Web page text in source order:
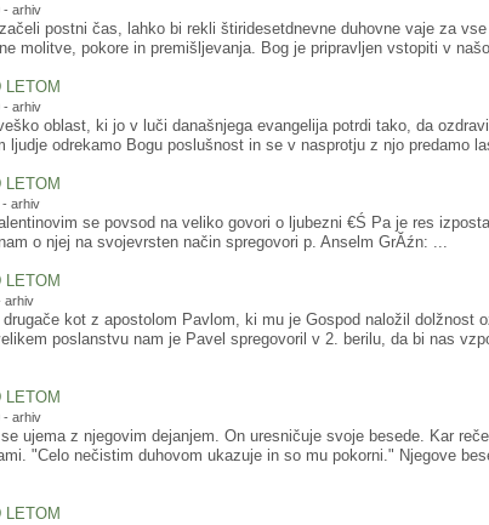
-arhiv
postni čas, lahko bi rekli štiridesetdnevne duhovne vaje za
molitve, pokore in premišljevanja. Bog je pripravljen vstopiti v
LETOM
-arhiv
oblast, ki jo v luči današnjega evangelija potrdi tako, da
ljudje odrekamo Bogu poslušnost in se v nasprotju z njo predamo
LETOM
-arhiv
se povsod na veliko govori o ljubezni €Ś Pa je res
o njej na svojevrsten način spregovori p. Anselm GrĂźn: ...
LETOM
arhiv
kot z apostolom Pavlom, ki mu je Gospod naložil dolžnost
poslanstvu nam je Pavel spregovoril v 2. berilu, da bi nas
LETOM
-arhiv
ujema z njegovim dejanjem. On uresničuje svoje besede. Kar
"Celo nečistim duhovom ukazuje in so mu pokorni." Njegove
LETOM